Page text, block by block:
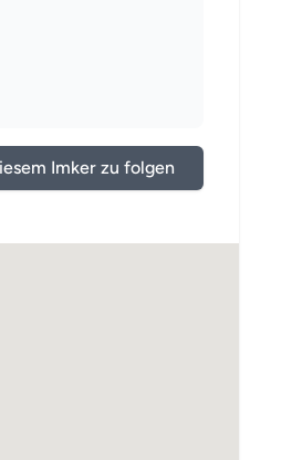
Imker zu folgen